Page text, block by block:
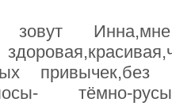
зовут
привычек,без
тёмно-